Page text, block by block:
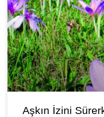
Aşkın İzini